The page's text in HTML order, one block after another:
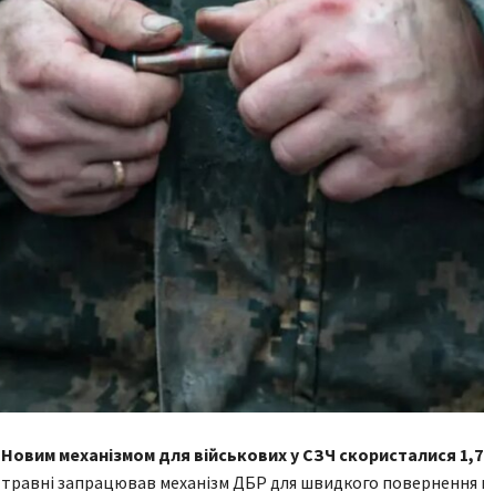
Новим механізмом для військових у СЗЧ скористалися
травні запрацював механізм ДБР для швидкого повернення